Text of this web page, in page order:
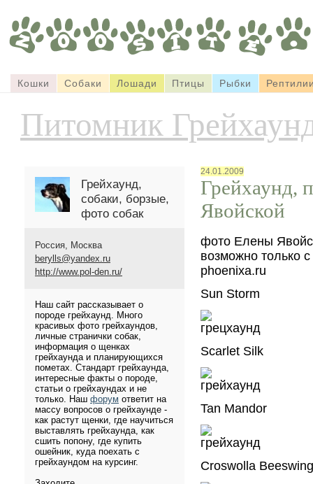
Кошки Собаки Лошади Птицы Рыбки
Питомник
Грейхаунд,
собаки, борзые,
фото собак
Россия, Москва
berylls@yandex.ru
http://www.pol-den.ru/
Наш сайт рассказывает о
породе грейхаунд. Много
красивых фото грейхаундов,
личные странички собак,
информация о щенках
грейхаунда и планирующихся
пометах. Стандарт грейхаунда,
интересные факты о породе,
статьи о грейхаундах и не
только. Наш форум ответит на
массу вопросов о грейхаунде -
как растут щенки, где научиться
выставлять грейхаунда, как
сшить попону, где купить
ошейник, куда поехать с
грейхаундом на курсинг.
24.01.2009
Грейхаунд,
Явойской
фото Елены
возможно только
phoenixa.ru
Sun Storm
Scarlet Silk
Tan Mandor
Croswolla